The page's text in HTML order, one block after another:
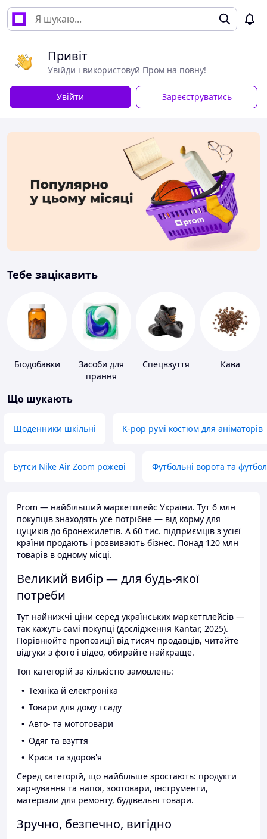
Привіт
Увійди і використовуй Пром на повну!
Увійти Зареєструватись
Тебе зацікавить
Біодобавки
Засоби для
прання
Спецвзуття Кава
Що шукають
Щоденники шкільні K-pop румі костюм для аніматорів
Бутси Nike Air Zoom рожеві Футбольні ворота та
Prom — найбільший маркетплейс України. Тут 6 млн
покупців знаходять усе потрібне — від корму для
цуциків до бронежилетів. А 60 тис. підприємців з усієї
країни продають і розвивають бізнес. Понад 120 млн
товарів в одному місці.
Великий вибір — для будь-якої
потреби
Тут найнижчі ціни серед українських маркетплейсів —
так кажуть самі покупці (дослідження Kantar, 2025).
Порівнюйте пропозиції від тисяч продавців, читайте
відгуки з фото і відео, обирайте найкраще.
Топ категорій за кількістю замовлень:
Техніка й електроніка
Товари для дому і саду
Авто- та мототовари
Одяг та взуття
Краса та здоров'я
Серед категорій, що найбільше зростають: продукти
харчування та напої, зоотовари, інструменти,
матеріали для ремонту, будівельні товари.
Зручно, безпечно, вигідно